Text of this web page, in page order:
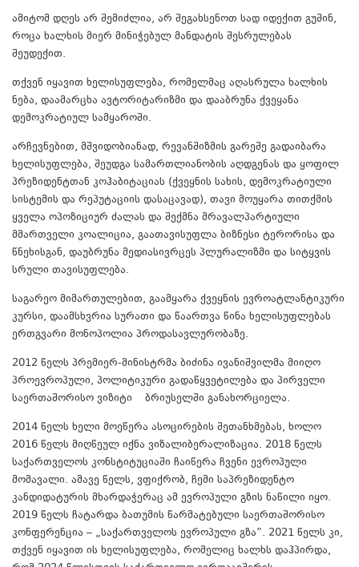
ამიტომ დღეს არ შემიძლია, არ შეგახსენოთ სად იდექით გუშინ,
როცა ხალხის მიერ მინიჭებულ მანდატის შესრულებას
შეუდექით.
თქვენ იყავით ხელისუფლება, რომელმაც აღასრულა ხალხის
ნება, დაამარცხა ავტორიტარიზმი და დააბრუნა ქვეყანა
დემოკრატიულ სამყაროში.
არჩევნებით, მშვიდობიანად, რევანშიზმის გარეშე გადაიბარა
ხელისუფლება, შეუდგა სამართლიანობის აღდგენას და ყოფილ
პრეზიდენტთან კოჰაბიტაციას (ქვეყნის სახის, დემოკრატიული
სისტემის და რეპუტაციის დასაცავად), თავი მოუყარა თითქმის
ყველა ოპოზიციურ ძალას და შექმნა მრავალპარტიული
მმართველი კოალიცია, გაათავისუფლა ბიზნესი ტერორისა და
წნეხისგან, დაუბრუნა მედიასივრცეს პლურალიზმი და სიტყვის
სრული თავისუფლება.
საგარეო მიმართულებით, გაამყარა ქვეყნის ევროატლანტიკური
კურსი, დაამსხვრია სურათი და წაართვა წინა ხელისუფლებას
ერთგვარი მონოპოლია პროდასავლურობაზე.
2012 წელს პრემიერ-მინისტრმა ბიძინა ივანიშვილმა მიიღო
პროევროპული, პოლიტიკური გადაწყვეტილება და პირველი
საერთაშორისო ვიზიტი ბრიუსელში განახორციელა.
2014 წელს ხელი მოეწერა ასოცირების შეთანხმებას, ხოლო
2016 წელს მიღწეულ იქნა ვიზალიბერალიზაცია. 2018 წელს
საქართველოს კონსტიტუციაში ჩაიწერა ჩვენი ევროპული
მომავალი. ამავე წელს, ვფიქრობ, ჩემი საპრეზიდენტო
კანდიდატურის მხარდაჭერაც ამ ევროპული გზის ნაწილი იყო.
2019 წელს ჩატარდა ბათუმის წარმატებული საერთაშორისო
კონფერენცია – „საქართველოს ევროპული გზა”. 2021 წელს კი,
თქვენ იყავით ის ხელისუფლება, რომელიც ხალხს დაჰპირდა,